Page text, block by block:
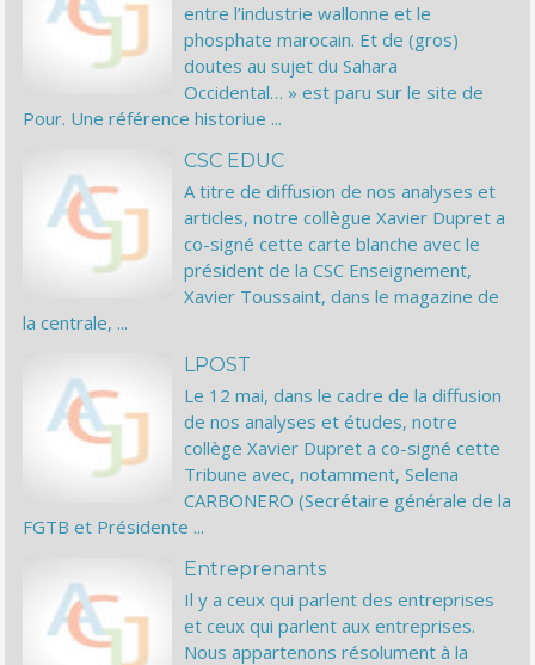
entre l’industrie wallonne et le
phosphate marocain. Et de (gros)
doutes au sujet du Sahara
Occidental… » est paru sur le site de
Pour. Une référence historiue ...
CSC EDUC
A titre de diffusion de nos analyses et
articles, notre collègue Xavier Dupret a
co-signé cette carte blanche avec le
président de la CSC Enseignement,
Xavier Toussaint, dans le magazine de
la centrale, ...
LPOST
Le 12 mai, dans le cadre de la diffusion
de nos analyses et études, notre
collège Xavier Dupret a co-signé cette
Tribune avec, notamment, Selena
CARBONERO (Secrétaire générale de la
FGTB et Présidente ...
Entreprenants
Il y a ceux qui parlent des entreprises
et ceux qui parlent aux entreprises.
Nous appartenons résolument à la